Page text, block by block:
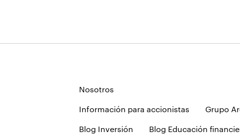
Nosotros
Información para accionistas Grupo
Blog Inversión Blog Educación